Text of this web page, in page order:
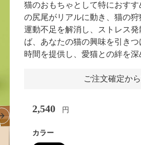
Next slide
猫のおもちゃとして特におす
の尻尾がリアルに動き、猫の
運動不足を解消し、ストレス
ば、あなたの猫の興味を引き
時間を提供し、愛猫との絆を深
ご注文確定か
2,540 円
カラー